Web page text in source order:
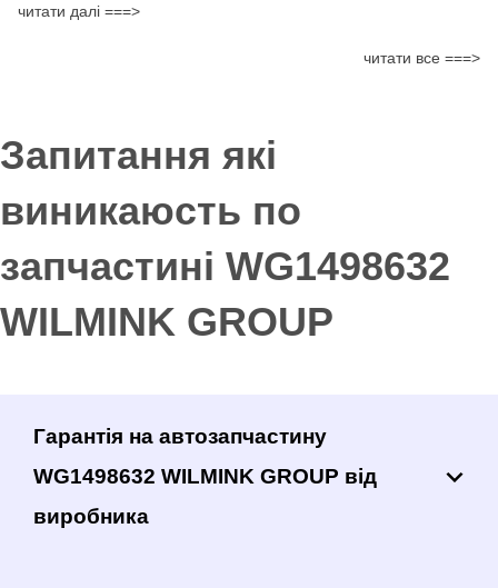
читати далі ===>
читати все ===>
Запитання які
виникаюсть по
запчастині WG1498632
WILMINK GROUP
Гарантія на автозапчастину
WG1498632 WILMINK GROUP від
виробника